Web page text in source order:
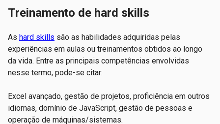
Treinamento de hard skills
As hard skills são as habilidades adquiridas pelas
experiências em aulas ou treinamentos obtidos ao longo
da vida. Entre as principais competências envolvidas
nesse termo, pode-se citar:
Excel avançado, gestão de projetos, proficiência em outros
idiomas, domínio de JavaScript, gestão de pessoas e
operação de máquinas/sistemas.